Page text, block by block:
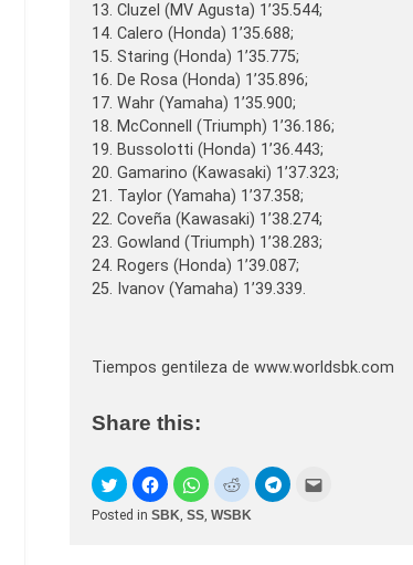
13. Cluzel (MV Agusta) 1’35.544;
14. Calero (Honda) 1’35.688;
15. Staring (Honda) 1’35.775;
16. De Rosa (Honda) 1’35.896;
17. Wahr (Yamaha) 1’35.900;
18. McConnell (Triumph) 1’36.186;
19. Bussolotti (Honda) 1’36.443;
20. Gamarino (Kawasaki) 1’37.323;
21. Taylor (Yamaha) 1’37.358;
22. Coveña (Kawasaki) 1’38.274;
23. Gowland (Triumph) 1’38.283;
24. Rogers (Honda) 1’39.087;
25. Ivanov (Yamaha) 1’39.339.
Tiempos gentileza de www.worldsbk.com
Share this:
Posted in SBK, SS, WSBK